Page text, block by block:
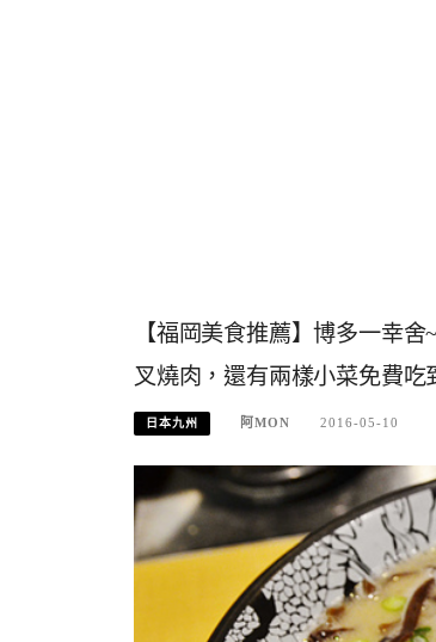
【福岡美食推薦】博多一幸
叉燒肉，還有兩樣小菜免費吃
日本九州 阿MON 2016-05-10